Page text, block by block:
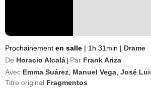
Prochainement en salle | 1h 31min | Drame
De Horacio Alcalá Par Frank Ariza
Avec Emma Suárez Manuel Vega José
Titre original Fragmentos